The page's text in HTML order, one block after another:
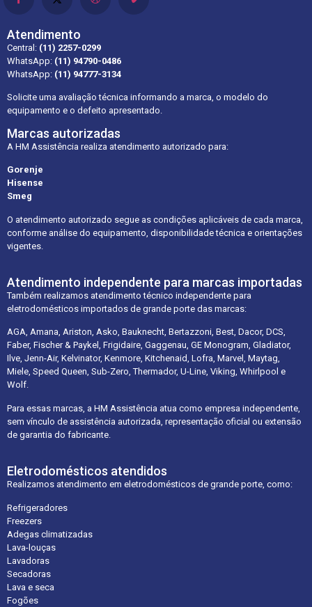
Atendimento
Central: (11) 2257-0299
WhatsApp: (11) 94790-0486
WhatsApp: (11) 94777-3134
Solicite uma avaliação técnica informando a marca, o modelo do
equipamento e o defeito apresentado.
Marcas autorizadas
A HM Assistência realiza atendimento autorizado para:
Gorenje
Hisense
Smeg
O atendimento autorizado segue as condições aplicáveis de cada marca,
conforme análise do equipamento, disponibilidade técnica e orientações
vigentes.
Atendimento independente para marcas importadas
Também realizamos atendimento técnico independente para
eletrodomésticos importados de grande porte das marcas:
AGA, Amana, Ariston, Asko, Bauknecht, Bertazzoni, Best, Dacor, DCS,
Faber, Fischer & Paykel, Frigidaire, Gaggenau, GE Monogram, Gladiator,
Ilve, Jenn-Air, Kelvinator, Kenmore, Kitchenaid, Lofra, Marvel, Maytag,
Miele, Speed Queen, Sub-Zero, Thermador, U-Line, Viking, Whirlpool e
Wolf.
Para essas marcas, a HM Assistência atua como empresa independente,
sem vínculo de assistência autorizada, representação oficial ou extensão
de garantia do fabricante.
Eletrodomésticos atendidos
Realizamos atendimento em eletrodomésticos de grande porte, como:
Refrigeradores
Freezers
Adegas climatizadas
Lava-louças
Lavadoras
Secadoras
Lava e seca
Fogões